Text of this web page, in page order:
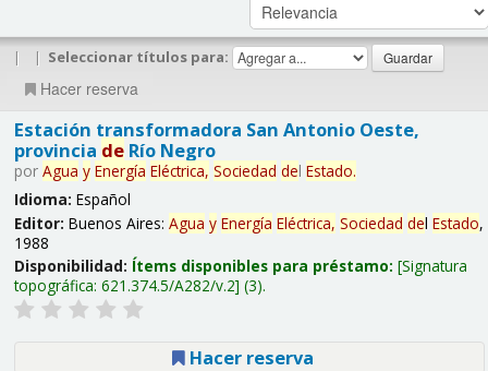
| | Seleccionar títulos para:
Hacer reserva
Estación transformadora San Antonio Oeste,
provincia deRío Negro
por Agua y Energía Eléctrica, Sociedad del Estado.
Idioma: Español
Editor: Buenos Aires: Agua y Energía Eléctrica, Sociedad del Estado,
1988
Disponibilidad: Ítems disponibles para préstamo: Signatura
topográfica: 621.374.5/A282/v.2 (3).
Hacer reserva